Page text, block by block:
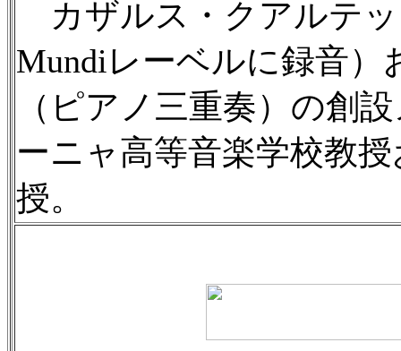
カザルス・クアルテッ
Mundiレーベルに録音
（ピアノ三重奏）の創
ーニャ高等音楽学校教
授。